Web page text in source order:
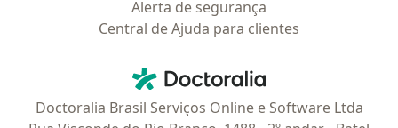
Alerta de segurança
Central de Ajuda para clientes
Doctoralia - Homepage
Doctoralia Brasil Serviços Online e Software Ltda